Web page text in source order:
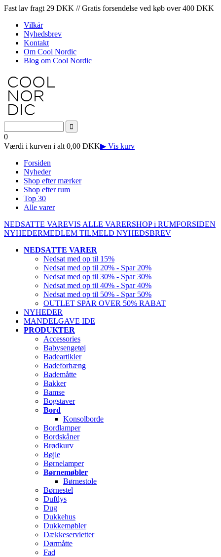
Fast lav fragt 29 DKK // Gratis forsendelse ved køb over 400 DKK
Vilkår
Nyhedsbrev
Kontakt
Om Cool Nordic
Blog om Cool Nordic
0
Værdi i kurven i alt 0,00 DKK▶ Vis kurv
Forsiden
Nyheder
Shop efter mærker
Shop efter rum
Top 30
Alle varer
NEDSATTE VAREVIS ALLE VARERSHOP i RUMFORSIDEN
NYHEDERMEDLEM TILMELD NYHEDSBREV
NEDSATTE VARER
Nedsat med op til 15%
Nedsat med op til 20% - Spar 20%
Nedsat med op til 30% - Spar 30%
Nedsat med op til 40% - Spar 40%
Nedsat med op til 50% - Spar 50%
OUTLET SPAR OVER 50% RABAT
NYHEDER
MANDELGAVE IDE
PRODUKTER
Accessories
Babysengetøj
Badeartikler
Badeforhæng
Bademåtte
Bakker
Bamse
Bogstaver
Bord
Konsolborde
Bordlamper
Bordskåner
Brødkurv
Bøjle
Børnelamper
Børnemøbler
Børnestole
Børnestel
Duftlys
Dug
Dukkehus
Dukkemøbler
Dækkeservietter
Dørmåtte
Fad